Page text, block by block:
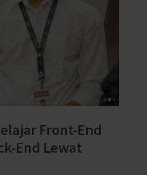
Front-End
End Lewat